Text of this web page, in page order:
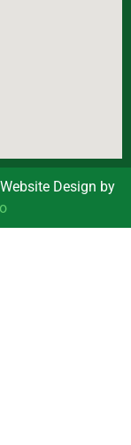
Design by